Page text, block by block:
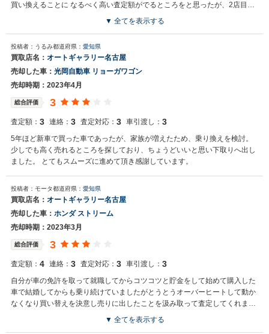
買い換えることに なるべく高い査定額がでるところをと思ったが、2店目に
して納得のいく価格が出たのでここに決めた
▼ 全てを表示する
投稿者：うるみ都道府県： 愛知県
買取店名： オートギャラリー名古屋
売却した車： 光岡自動車 リョーガワゴン
売却時期：2023年4月
総合評価 3
査定額： 3 連絡： 3 査定対応： 3 車引渡し： 3
5年ほど新車で買った車であったが、家族が増えたため、乗り換えを検討。
少しでも高く売れるところを探しており、ちょうどいいと思い下取りへ出し
ました。 とてもスムーズに進めて頂き感謝しています。
投稿者：モータ都道府県： 愛知県
買取店名： オートギャラリー名古屋
売却した車： ホンダ ストリーム
売却時期：2023年3月
総合評価 3
査定額： 4 連絡： 3 査定対応： 3 車引渡し： 3
自分が車の免許を取って就職してからコツコツと貯金をして始めて購入した
車で結婚してからも乗り続けていましたがとうとうオーバーヒートして動か
なくなり買い替えを決意し売りに出したことを汲み取って査定してくれまし
た。ネット検索で見つけて良いと感じ、実際も担当者に丁寧に対応してもら
▼ 全てを表示する